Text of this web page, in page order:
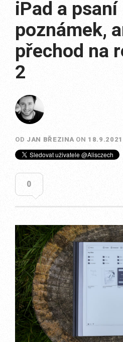
iPad a psaní
poznámek,
přechod na
2
OD JAN BŘEZINA ON 18.9.2021
0